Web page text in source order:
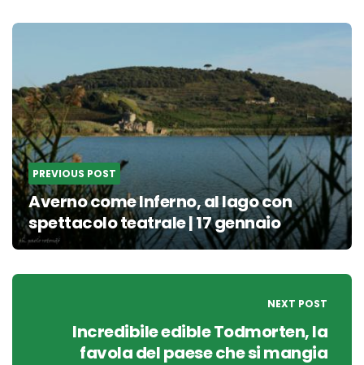
Post
navigation
PREVIOUS POST
Averno come Inferno, al lago con
spettacolo teatrale | 17 gennaio
NEXT POST
Incredibile edible Todmorten, la
favola del paese che si mangia